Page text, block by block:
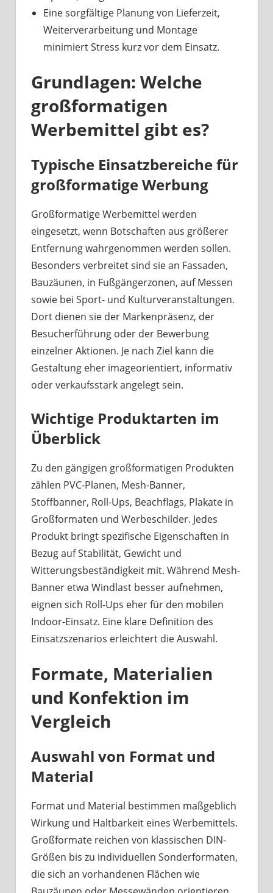
Eine sorgfältige Planung von Lieferzeit,
Weiterverarbeitung und Montage
minimiert Stress kurz vor dem Einsatz.
Grundlagen: Welche
großformatigen
Werbemittel gibt es?
Typische Einsatzbereiche für
großformatige Werbung
Großformatige Werbemittel werden
eingesetzt, wenn Botschaften aus größerer
Entfernung wahrgenommen werden sollen.
Besonders verbreitet sind sie an Fassaden,
Bauzäunen, in Fußgängerzonen, auf Messen
sowie bei Sport- und Kulturveranstaltungen.
Dort dienen sie der Markenpräsenz, der
Besucherführung oder der Bewerbung
einzelner Aktionen. Je nach Ziel kann die
Gestaltung eher imageorientiert, informativ
oder verkaufsstark angelegt sein.
Wichtige Produktarten im
Überblick
Zu den gängigen großformatigen Produkten
zählen PVC-Planen, Mesh-Banner,
Stoffbanner, Roll-Ups, Beachflags, Plakate in
Großformaten und Werbeschilder. Jedes
Produkt bringt spezifische Eigenschaften in
Bezug auf Stabilität, Gewicht und
Witterungsbeständigkeit mit. Während Mesh-
Banner etwa Windlast besser aufnehmen,
eignen sich Roll-Ups eher für den mobilen
Indoor-Einsatz. Eine klare Definition des
Einsatzszenarios erleichtert die Auswahl.
Formate, Materialien
und Konfektion im
Vergleich
Auswahl von Format und
Material
Format und Material bestimmen maßgeblich
Wirkung und Haltbarkeit eines Werbemittels.
Großformate reichen von klassischen DIN-
Größen bis zu individuellen Sonderformaten,
die sich an vorhandenen Flächen wie